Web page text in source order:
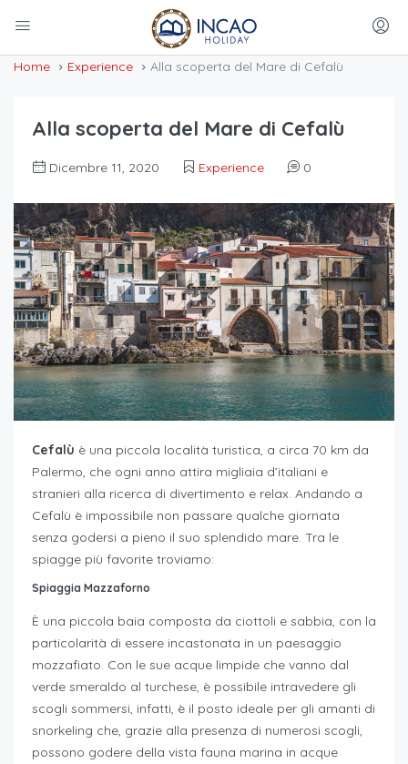
Home Experience Alla scoperta del Mare di Cefalù
Alla scoperta del Mare di Cefalù
Dicembre 11, 2020 Experience 0
Cefalù è una piccola località turistica, a circa 70 km da
Palermo, che ogni anno attira migliaia d’italiani e
stranieri alla ricerca di divertimento e relax. Andando a
Cefalù è impossibile non passare qualche giornata
senza godersi a pieno il suo splendido mare. Tra le
spiagge più favorite troviamo:
Spiaggia Mazzaforno
È una piccola baia composta da ciottoli e sabbia, con la
particolarità di essere incastonata in un paesaggio
mozzafiato. Con le sue acque limpide che vanno dal
verde smeraldo al turchese, è possibile intravedere gli
scogli sommersi, infatti, è il posto ideale per gli amanti di
snorkeling che, grazie alla presenza di numerosi scogli,
possono godere della vista fauna marina in acque